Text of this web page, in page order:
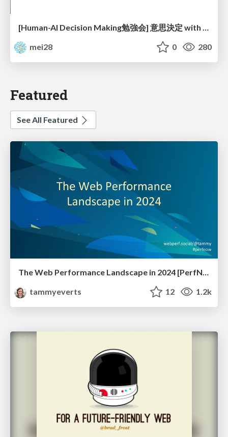
[Human-AI Decision Making勉強会] 意思決定 with AIは個人vsグループで変わるの？
mei28
0 280
Featured
See All Featured
tammyeverts
12 1.2k